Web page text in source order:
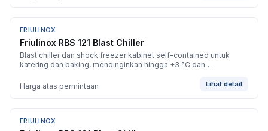
BARU
FRIULINOX
Friulinox RBS 121 Blast Chiller
Blast chiller dan shock freezer kabinet self-contained untuk
katering dan baking, mendinginkan hingga +3 °C dan
Harga atas permintaan
Lihat detail
BARU
FRIULINOX